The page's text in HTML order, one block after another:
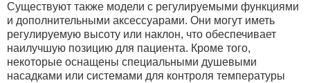
Существуют также модели с регулируемыми функциями
и дополнительными аксессуарами. Они могут иметь
регулируемую высоту или наклон, что обеспечивает
наилучшую позицию для пациента. Кроме того,
некоторые оснащены специальными душевыми
насадками или системами для контроля температуры